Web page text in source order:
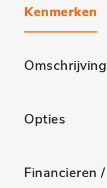
Kenmerken
Omschrijving
Opties
Financieren